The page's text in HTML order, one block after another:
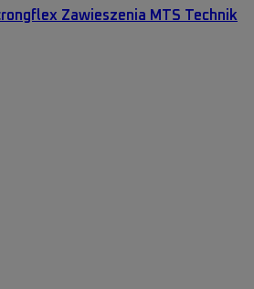
Zawieszenia MTS Technik